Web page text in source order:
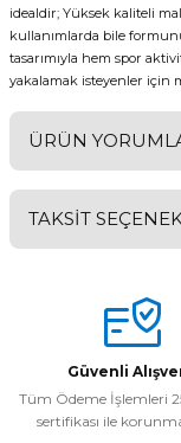
idealdir; Yüksek kaliteli
kullanımlarda bile
tasarımıyla hem spor
yakalamak isteyenler için
ÜRÜN
TAKSİT
Güvenli
Tüm Ödeme İşlemleri
sertifikası ile